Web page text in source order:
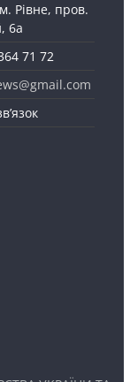
Рівне, пров.
6а
71 72